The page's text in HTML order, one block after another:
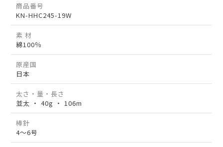
商品番号
KN-HHC245-19W
素 材
綿100％
原産国
日本
太さ・量・長さ
並太 ・ 40g ・ 106m
棒針
4～6号